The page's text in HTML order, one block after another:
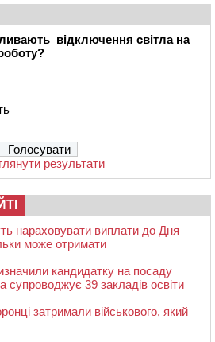
відключення світла на
результати
нараховувати виплати до Дня
може отримати
кандидатку на посаду
супроводжує 39 закладів освіти
затримали військового, який